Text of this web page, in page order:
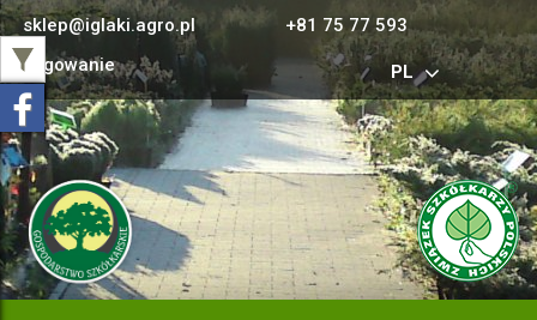
sklep@iglaki.agro.pl
+81 75 77 593
Logowanie
PL